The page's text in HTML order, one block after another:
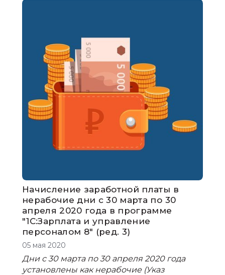
Начисление заработной платы в
нерабочие дни с 30 марта по 30
апреля 2020 года в программе
"1С:Зарплата и управление
персоналом 8" (ред. 3)
05 мая 2020
Дни с 30 марта по 30 апреля 2020 года
установлены как нерабочие (Указ